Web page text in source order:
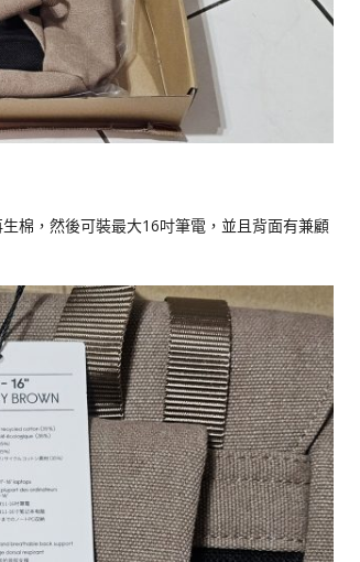
棉，然後可裝最大16吋筆電，並且背面有兼顧